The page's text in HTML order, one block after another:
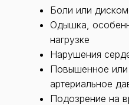
Боли или
Одышка,
нагрузке
Нарушения
Повышенное
артериальное
Подозрение на